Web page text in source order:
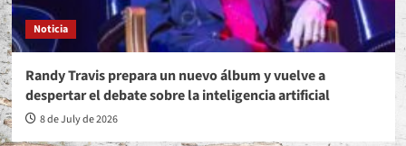
Noticia
Randy Travis prepara un nuevo álbum y vuelve a
despertar el debate sobre la inteligencia artificial
8 de July de 2026